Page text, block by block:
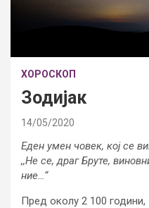
ХОРОСКОП
Зодијак
14/05/2020
Еден умен човек, кој се
,,Не се, драг Бруте,
ние…“
Пред околу 2 100 години,